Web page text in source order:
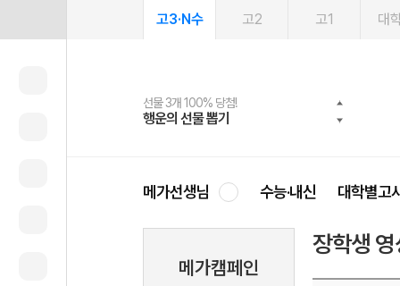
고3·N수 고2 고1 대
선물 3개 100% 당첨!
행운의 선물 뽑기
선물 100% 증정!
메가스터디 X 올리브
여름방학 스터디 캐시백
메가런 썸머스쿨
2027 러셀 단과
강사 공개선발
스마트러닝앱
설문 EVENT
메가패스
3일 무료 체험권
메가패스 수강생 무료혜택!
메가클럽 멤버십
사회공헌 캠페인
희망이룸 메가나눔
메가선생님 수능·내신 대학별고
메가캠페인
장학생